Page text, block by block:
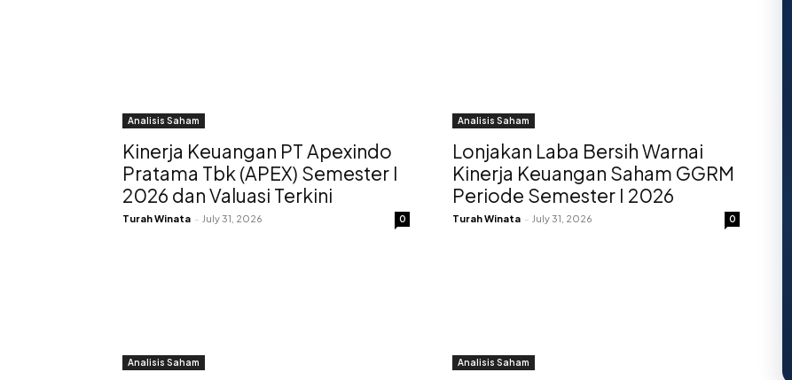
Analisis Saham
Kinerja Keuangan PT Apexindo
Pratama Tbk (APEX) Semester I
2026 dan Valuasi Terkini
Turah Winata - July 31, 2026 0
Analisis Saham
Lonjakan Laba Bersih Warnai
Kinerja Keuangan Saham GGRM
Periode Semester I 2026
Turah Winata - July 31, 2026 0
Analisis Saham Analisis Saham